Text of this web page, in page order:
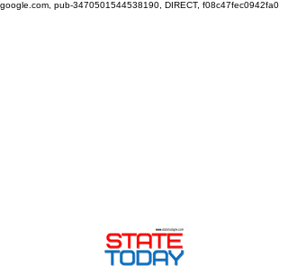
google.com, pub-3470501544538190, DIRECT, f08c47fec0942fa0